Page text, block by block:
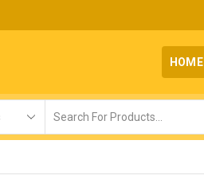
HOME